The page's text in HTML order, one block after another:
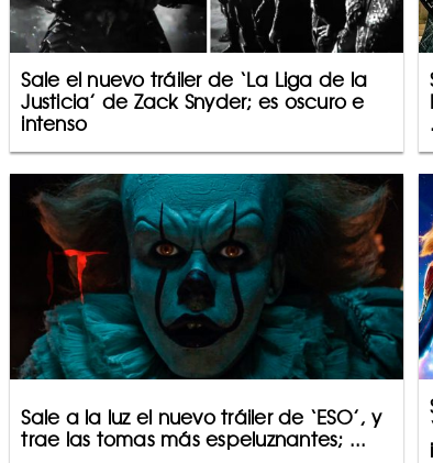
Sale el nuevo tráiler de ‘La Liga de la
Justicia’ de Zack Snyder; es oscuro e
intenso
Sale a la luz el nuevo tráiler de ‘ESO’, y
trae las tomas más espeluznantes; ...